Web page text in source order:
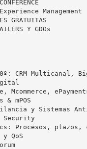
Management
GRATUITAS
Y GDOs
CRM Multicanal,
Mcommerce,
& mPOS
y Sistemas
Security
Procesos, plazos,
QoS